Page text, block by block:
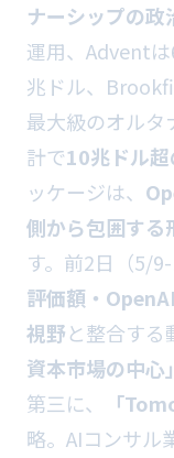
ナーシップの政
運用、Advent
兆ドル、
最大級のオルタ
計で10兆ドル
ッケージは、
側から包囲する
す。前2日（5/
評価額・
視野と整合する
資本市場の中心」
第三に、
「
略。AIコンサル